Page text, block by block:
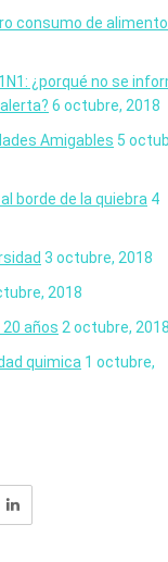
consumo de
¿porqué no se
6 octubre, 2018
Amigables 5
borde de la quiebra 4
3 octubre, 2018
2018
años 2 octubre,
quimica 1 octubre,